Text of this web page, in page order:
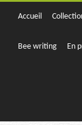
Accueil
Bee writing En